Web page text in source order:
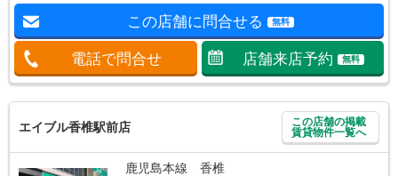
この店舗に問合せる 無料
電話で問合せ 店舗来店予約 無料
エイブル香椎駅前店
この店舗の掲載
賃貸物件一覧へ
鹿児島本線 香椎